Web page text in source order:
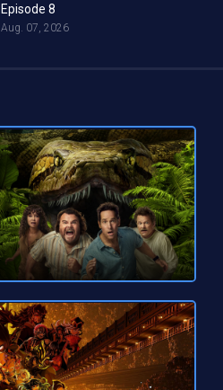
Episode 8
Aug. 07, 2026